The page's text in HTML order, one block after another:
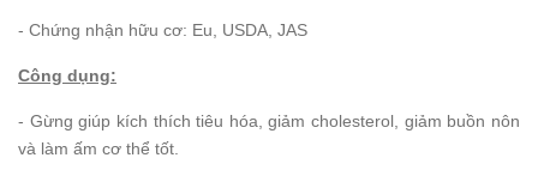
- Chứng nhận hữu cơ: Eu, USDA, JAS
Công dụng:
- Gừng giúp kích thích tiêu hóa, giảm cholesterol, giảm buồn nôn
và làm ấm cơ thể tốt.